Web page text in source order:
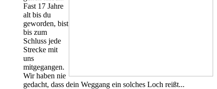
Fast 17 Jahre
alt bis du
geworden, bist
bis zum
Schluss jede
Strecke mit
uns
mitgegangen.
Wir haben nie
gedacht, dass dein Weggang ein solches Loch reißt...